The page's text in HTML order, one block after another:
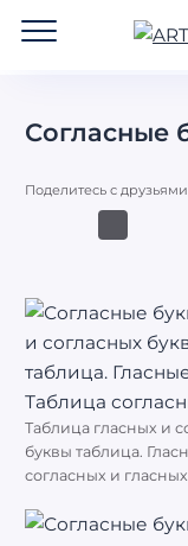
Согласные
Поделитесь с друзьями
Таблица гласных и
буквы таблица.
согласных и